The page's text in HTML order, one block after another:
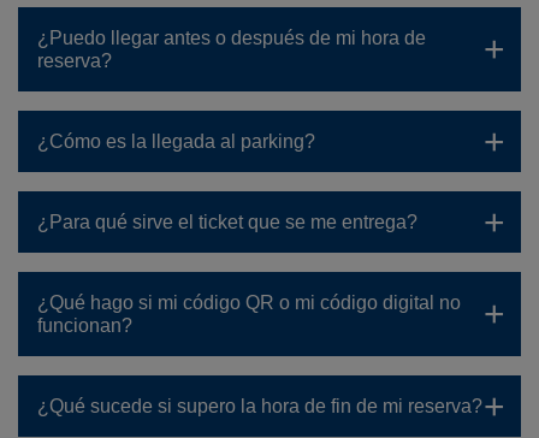
¿Puedo llegar antes o después de mi hora de
reserva?
¿Cómo es la llegada al parking?
¿Para qué sirve el ticket que se me entrega?
¿Qué hago si mi código QR o mi código digital no
funcionan?
¿Qué sucede si supero la hora de fin de mi reserva?